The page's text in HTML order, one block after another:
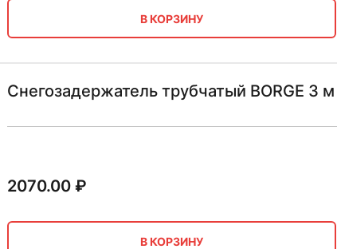
В КОРЗИНУ
Снегозадержатель трубчатый BORGE 3
2070.00₽
В КОРЗИНУ